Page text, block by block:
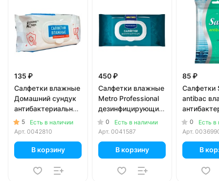
135 ₽
Салфетки влажные
Домашний сундук
антибактериальные
с клапаном 72 шт
5
Есть в наличии
Арт. 0042810
В корзину
450 ₽
Салфетки влажные
Metro Professional
дезинфицирующие
с клапаном 120 шт
0
Есть в наличии
Арт. 0041587
В корзину
85 ₽
Салфетки
antibac
20 шт
0
Есть в
Арт.
В